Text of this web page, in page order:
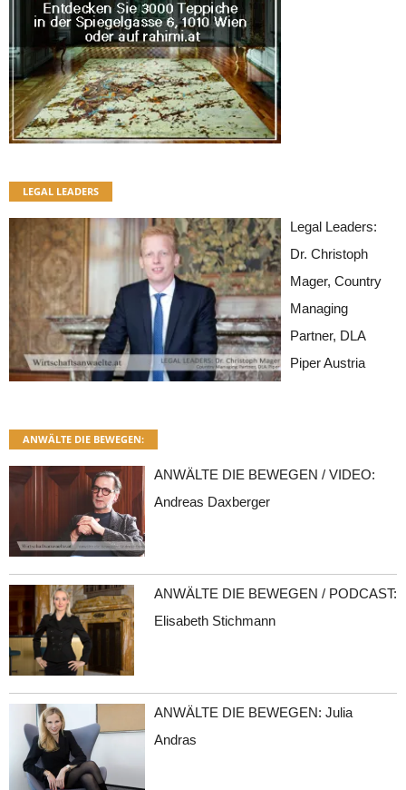
LEGAL LEADERS
Legal Leaders:
Dr. Christoph
Mager, Country
Managing
Partner, DLA
Piper Austria
ANWÄLTE DIE BEWEGEN:
ANWÄLTE DIE BEWEGEN / VIDEO:
Andreas Daxberger
ANWÄLTE DIE BEWEGEN / PODCAST:
Elisabeth Stichmann
ANWÄLTE DIE BEWEGEN: Julia
Andras